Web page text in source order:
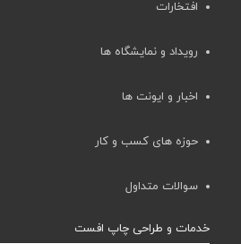
افتخارات
رویداد و نمایشگاه ها
اخبار و ایونت ها
حوزه های کسب و کار
سوالات متداول
خدمات و طراحی چاپ افست